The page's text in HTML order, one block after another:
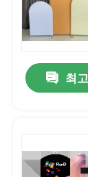
홈
최